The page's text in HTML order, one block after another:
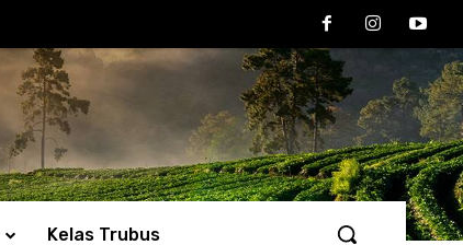
Kelas Trubus